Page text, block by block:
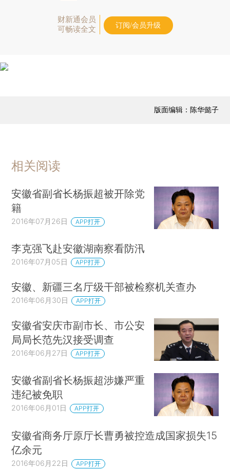
财新通会员
可畅读全文
订阅/会员升级
版面编辑：陈华懿子
相关阅读
安徽省副省长杨振超被开除党
籍
2016年07月26日 APP打开
李克强飞赴安徽湖南察看防汛
2016年07月05日 APP打开
安徽、新疆三名厅级干部被检察机关查办
2016年06月30日 APP打开
安徽省安庆市副市长、市公安
局局长范先汉接受调查
2016年06月27日 APP打开
安徽省副省长杨振超涉嫌严重
违纪被免职
2016年06月01日 APP打开
安徽省商务厅原厅长曹勇被控造成国家损失15
亿余元
2016年06月22日 APP打开